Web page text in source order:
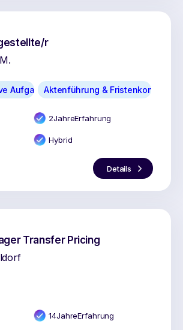
r
AufgabenAktenführung & Fristenkontrolle
2JahreErfahrung
Hybrid
Details
Transfer Pricing
14JahreErfahrung